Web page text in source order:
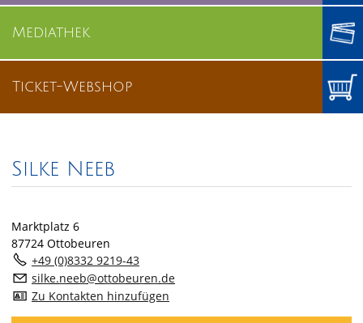
Mediathek
Ticket-Webshop
Silke Neeb
Marktplatz 6
87724 Ottobeuren
+49 (0)8332 9219-43
s lk n b tt b r n d
Zu Kontakten hinzufügen